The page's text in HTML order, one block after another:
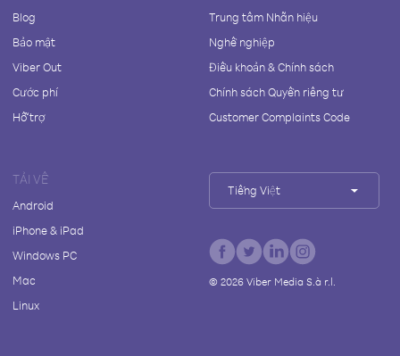
Blog
Bảo mật
Viber Out
Cước phí
Hỗ trợ
Trung tâm Nhãn hiệu
Nghề nghiệp
Điều khoản & Chính sách
Chính sách Quyền riêng tư
Customer Complaints Code
TẢI VỀ
Android
iPhone & iPad
Windows PC
Mac
Linux
Tiếng Việt
© 2026Viber Media S.à r.l.